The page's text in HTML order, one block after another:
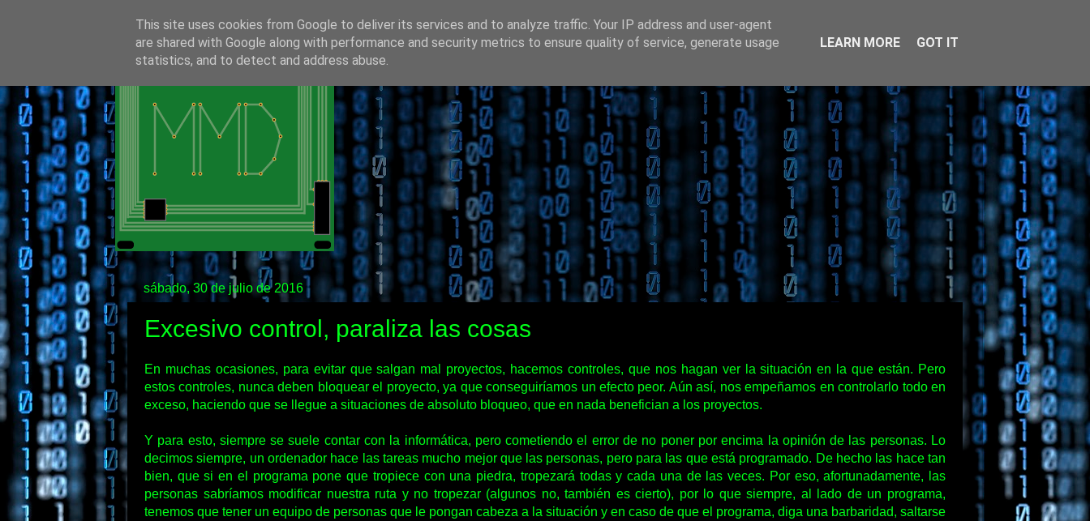
sábado, 30 de julio de 2016
Excesivo control, paraliza las cosas
En muchas ocasiones, para evitar que salgan mal proyectos, hacemos controles, que nos hagan ver la situación en la que están. Pero
estos controles, nunca deben bloquear el proyecto, ya que conseguiríamos un efecto peor. Aún así, nos empeñamos en controlarlo todo en
exceso, haciendo que se llegue a situaciones de absoluto bloqueo, que en nada benefician a los proyectos.
Y para esto, siempre se suele contar con la informática, pero cometiendo el error de no poner por encima la opinión de las personas. Lo
decimos siempre, un ordenador hace las tareas mucho mejor que las personas, pero para las que está programado. De hecho las hace tan
bien, que si en el programa pone que tropiece con una piedra, tropezará todas y cada una de las veces. Por eso, afortunadamente, las
personas sabríamos modificar nuestra ruta y no tropezar (algunos no, también es cierto), por lo que siempre, al lado de un programa,
tenemos que tener un equipo de personas que le pongan cabeza a la situación y en caso de que el programa, diga una barbaridad, saltarse
This site uses cookies from Google to deliver its services and to analyze traffic. Your IP address and user-agent
are shared with Google along with performance and security metrics to ensure quality of service, generate usage
statistics, and to detect and address abuse.
LEARN MORE GOT IT